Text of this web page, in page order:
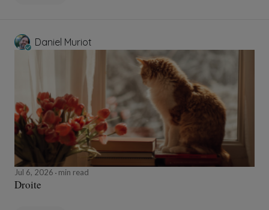
Daniel Muriot
Jul 6, 2026 min read
Droite